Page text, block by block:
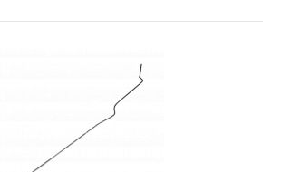
на автомобилях семейства ВАЗ
инжекторными двигателями.Кольцо
покрыто гра..